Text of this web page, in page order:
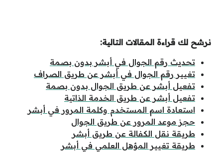
نرشح لك قراءة المقالات التالية:
تحديث رقم الجوال في أبشر بدون بصمة
تغيير رقم الجوال في أبشر عن طريق الصراف
تفعيل أبشر عن طريق الجوال بدون بصمة
تفعيل أبشر عن طريق الخدمة الذاتية
استعادة اسم المستخدم وكلمة المرور في أبشر
حجز موعد المرور عن طريق الجوال
طريقة نقل الكفالة عن طريق أبشر
طريقة تغيير المؤهل العلمي في أبشر